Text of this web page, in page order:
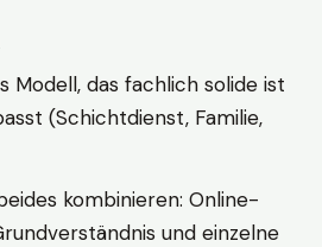
Modell, das fachlich solide ist
(Schichtdienst, Familie,
kombinieren: Online-
und einzelne